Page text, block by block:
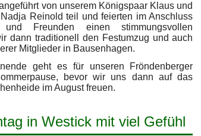
von unserem Königspaar Klaus und
Reinold teil und feierten im Anschluss
Freunden einen stimmungsvollen
dann traditionell den Festumzug und auch
Mitglieder in Bausenhagen.
geht es für unseren Fröndenberger
bevor wir uns dann auf das
im August freuen.
in Westick mit viel Gefühl